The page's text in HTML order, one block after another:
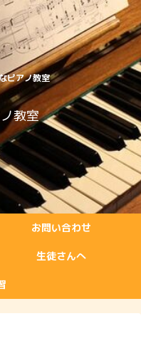
ピアノ教室
教室
お問い合わせ
生徒さんへ